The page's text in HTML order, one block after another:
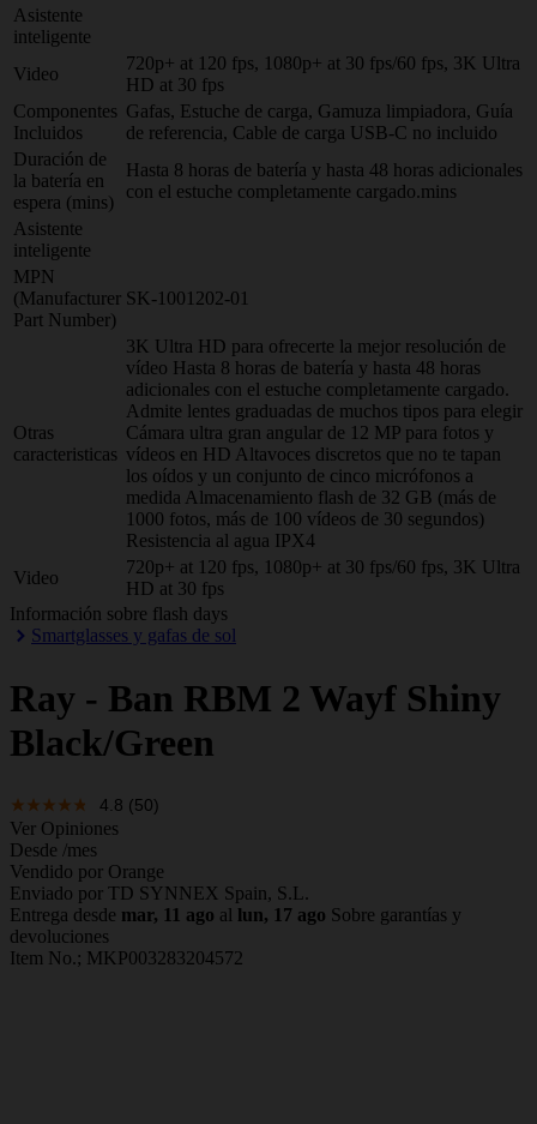
Asistente
inteligente
Video
720p+ at 120 fps, 1080p+ at 30 fps/60 fps, 3K Ultra
HD at 30 fps
Componentes
Incluidos
Gafas, Estuche de carga, Gamuza limpiadora, Guía
de referencia, Cable de carga USB-C no incluido
Duración de
la batería en
espera (mins)
Hasta 8 horas de batería y hasta 48 horas adicionales
con el estuche completamente cargado.mins
Asistente
inteligente
MPN
(Manufacturer
Part Number)
SK-1001202-01
Otras
caracteristicas
3K Ultra HD para ofrecerte la mejor resolución de
vídeo Hasta 8 horas de batería y hasta 48 horas
adicionales con el estuche completamente cargado.
Admite lentes graduadas de muchos tipos para elegir
Cámara ultra gran angular de 12 MP para fotos y
vídeos en HD Altavoces discretos que no te tapan
los oídos y un conjunto de cinco micrófonos a
medida Almacenamiento flash de 32 GB (más de
1000 fotos, más de 100 vídeos de 30 segundos)
Resistencia al agua IPX4
Video
720p+ at 120 fps, 1080p+ at 30 fps/60 fps, 3K Ultra
HD at 30 fps
Información sobre flash days
Smartglasses y gafas de sol
Ray - Ban RBM 2 Wayf Shiny
Black/Green
4.8 (50)
Ver Opiniones
Desde /mes
Vendido por Orange
Enviado por TD SYNNEX Spain, S.L.
Entrega desde mar, 11 ago al lun, 17 ago Sobre garantías y
devoluciones
Item No.; MKP003283204572